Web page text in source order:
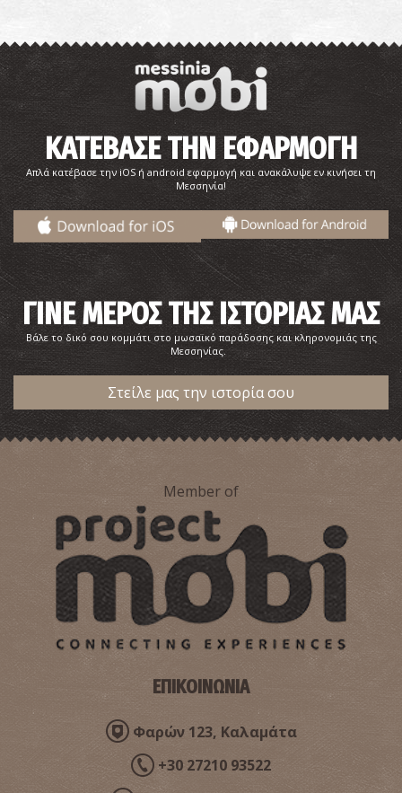
Το κάστρο της Καλαμάτας
ΚΑΣΤΡΑ ~1.1Km
Η «Μάνα Ελιά» της Καλαμάτας
ΙΔΙΑΙΤΕΡΕΣ ΘΕΣΕΙΣ ~1.4Km
Κορδία
~2.1Km
ΚΑΤΕΒΑΣΕ ΤΗΝ ΕΦΑΡΜΟΓΗ
Απλά κατέβασε την iOS ή android εφαρμογή και ανακάλυψε εν κινήσει τη
Μεσσηνία!
ΓΙΝΕ ΜΕΡΟΣ ΤΗΣ ΙΣΤΟΡΙΑΣ ΜΑΣ
Βάλε το δικό σου κομμάτι στο μωσαϊκό παράδοσης και κληρονομιάς της
Μεσσηνίας.
Στείλε μας την ιστορία σου
Member of
ΕΠΙΚΟΙΝΩΝΙΑ
Φαρών 123, Καλαμάτα
+30 27210 93522